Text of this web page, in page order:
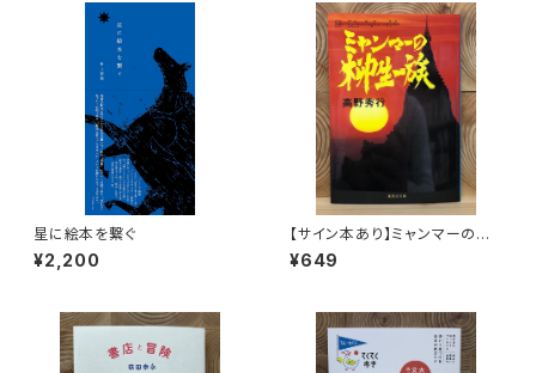
星に絵本を繋ぐ
¥2,200
【サイン本あり】ミャンマーの柳
生一族
¥649